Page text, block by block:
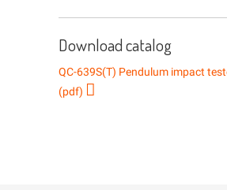
Download catalog
QC-639S(T) Pendulum impact
(pdf)